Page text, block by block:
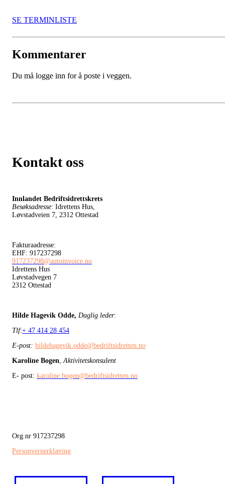
SE TERMINLISTE
Kommentarer
Du må logge inn for å poste i veggen.
Kontakt oss
Innlandet Bedriftsidrettskrets
Besøksadresse: Idrettens Hus,
Løvstadveien 7, 2312 Ottestad
Fakturaadresse:
EHF: 917237298
917237298@autoinvoice.no
Idrettens Hus
Løvstadvegen 7
2312 Ottestad
Hilde Hagevik Odde, Daglig leder:
Tlf:+ 47 414 28 454
E-post: hildehagevik.odde@bedriftsidretten.no
Karoline Bogen Aktivitetskonsulent
E- post: karoline.bogen@bedriftsidretten.no
Org.nr 917237298
Personvernerklæring